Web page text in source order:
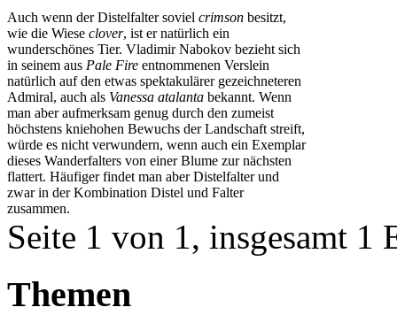
Auch wenn der Distelfalter soviel crimson besitzt,
wie die Wiese clover, ist er natürlich ein
wunderschönes Tier. Vladimir Nabokov bezieht sich
in seinem aus Pale Fire entnommenen Verslein
natürlich auf den etwas spektakulärer gezeichneteren
Admiral, auch als Vanessa atalanta bekannt. Wenn
man aber aufmerksam genug durch den zumeist
höchstens kniehohen Bewuchs der Landschaft streift,
würde es nicht verwundern, wenn auch ein Exemplar
dieses Wanderfalters von einer Blume zur nächsten
flattert. Häufiger findet man aber Distelfalter und
zwar in der Kombination Distel und Falter
zusammen.
Seite 1 von 1, insgesamt 1
Themen